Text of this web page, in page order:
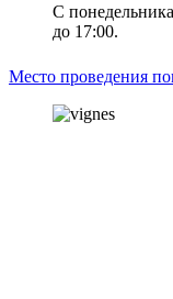
С
до 17:00.
Место проведения